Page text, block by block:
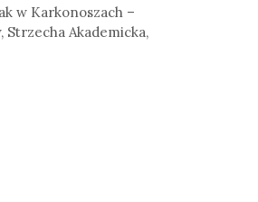
w Karkonoszach –
Strzecha Akademicka,